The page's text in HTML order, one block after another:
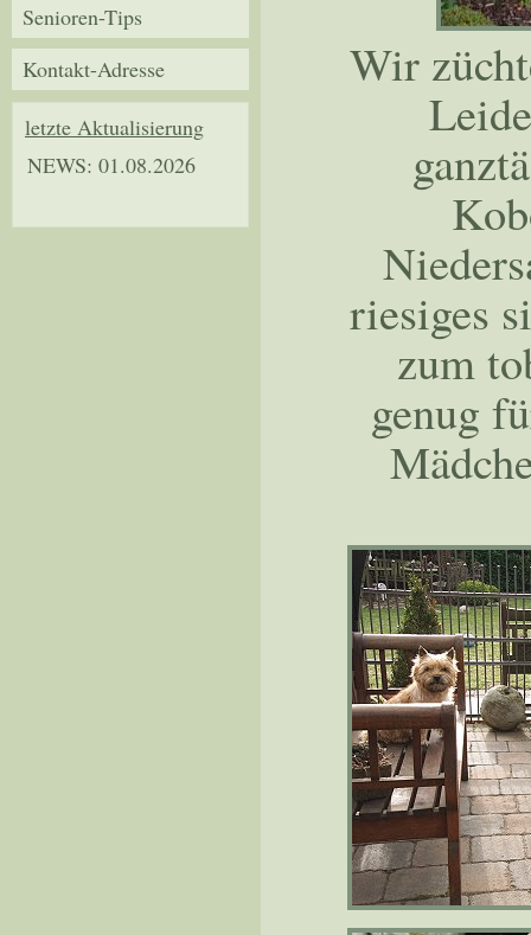
Senioren-Tips
Kontakt-Adresse
letzte Aktualisierung
NEWS: 01.08.2026
Wir
riesiges
zum
genug